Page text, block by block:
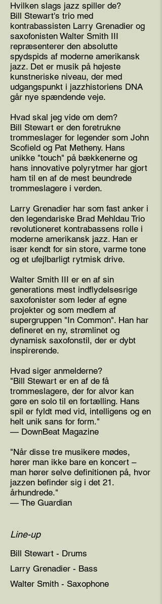
Hvilken slags jazz spiller de?
Bill Stewart's trio med
kontrabassisten Larry Grenadier og
saxofonisten Walter Smith III
repræsenterer den absolutte
spydspids af moderne amerikansk
jazz. Det er musik på højeste
kunstneriske niveau, der med
udgangspunkt i jazzhistoriens DNA
går nye spændende veje.
Hvad skal jeg vide om dem?
Bill Stewart er den foretrukne
trommeslager for legender som John
Scofield og Pat Metheny. Hans
unikke "touch" på bækkenerne og
hans innovative polyrytmer har gjort
ham til en af de mest beundrede
trommeslagere i verden.
Larry Grenadier har som fast anker i
den legendariske Brad Mehldau Trio
revolutioneret kontrabassens rolle i
moderne amerikansk jazz. Han er
især kendt for sin store, varme tone
og et ufejlbarligt rytmisk drive.
Walter Smith III er en af sin
generations mest indflydelsesrige
saxofonister som leder af egne
projekter og som medlem af
supergruppen "In Common". Han har
defineret en ny, strømlinet og
dynamisk saxofonstil, der er dybt
inspirerende.
Hvad siger anmelderne?
"Bill Stewart er en af de få
trommeslagere, der for alvor kan
gøre en solo til en fortælling. Hans
spil er fyldt med vid, intelligens og en
helt unik sans for form."
— DownBeat Magazine
"Når disse tre musikere mødes,
hører man ikke bare en koncert –
man hører selve definitionen på, hvor
jazzen befinder sig i det 21.
århundrede."
— The Guardian
Line-up
Bill Stewart - Drums
Larry Grenadier - Bass
Walter Smith - Saxophone